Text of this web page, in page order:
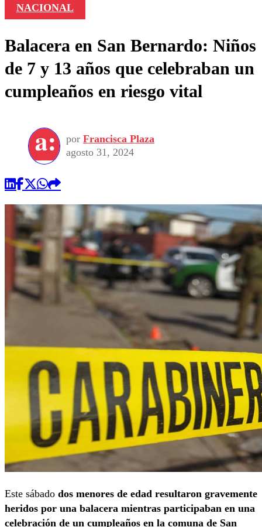
NACIONAL
Balacera en San Bernardo: Niños
de 7 y 13 años que celebraban un
cumpleaños en riesgo vital
por Francisca Plaza
agosto 31, 2024
Este sábado dos menores de edad resultaron gravemente
heridos por una balacera mientras participaban en una
celebración de un cumpleaños en la comuna de San